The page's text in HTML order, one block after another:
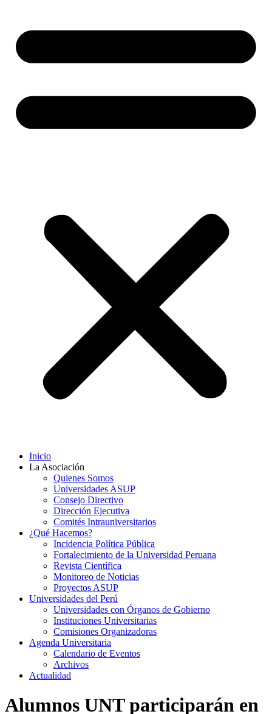
Inicio
La Asociación
Quienes Somos
Universidades ASUP
Consejo Directivo
Dirección Ejecutiva
Comités Intrauniversitarios
¿Qué Hacemos?
Incidencia Política Pública
Fortalecimiento de la Universidad Peruana
Revista Científica
Monitoreo de Noticias
Proyectos ASUP
Universidades del Perú
Universidades con Órganos de Gobierno
Instituciones Universitarias
Comisiones Organizadoras
Agenda Universitaria
Calendario de Eventos
Archivos
Actualidad
Alumnos UNT participarán en